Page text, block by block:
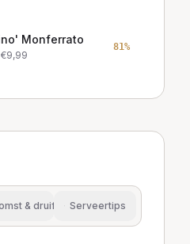
Monferrato
€9,99
81%
& druif Serveertips